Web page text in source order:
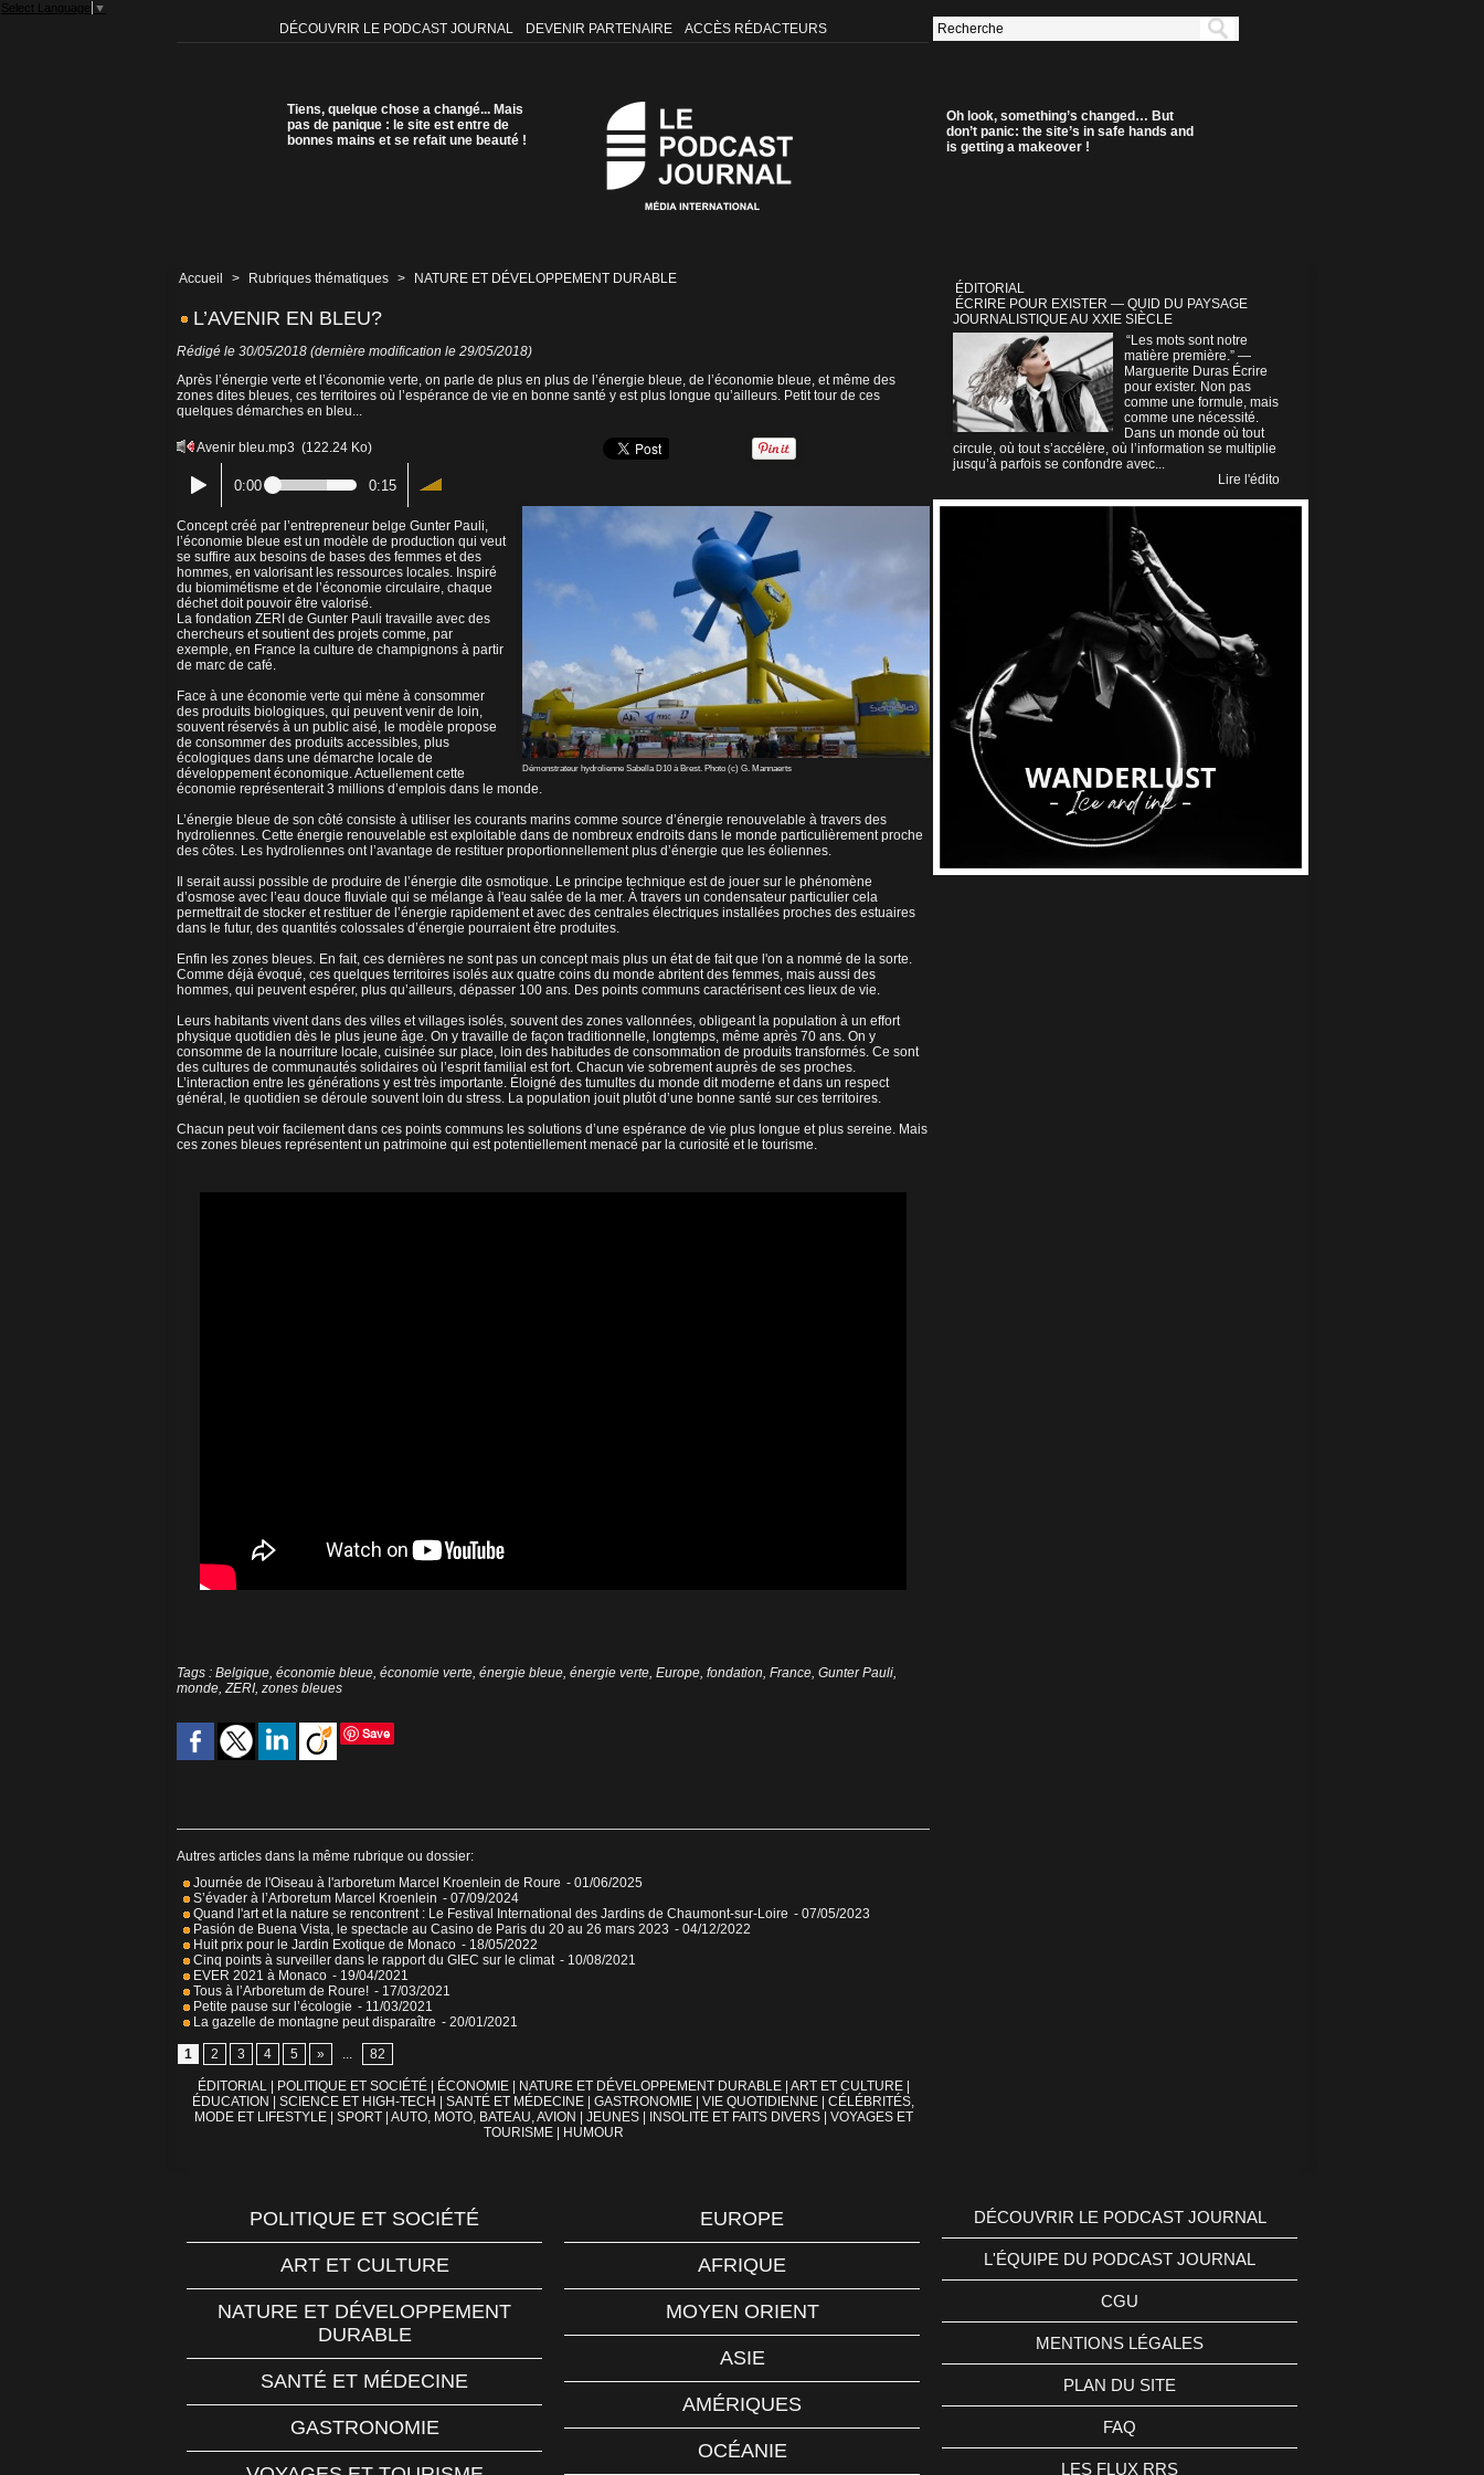
Select Language ▼
DÉCOUVRIR LE PODCAST JOURNAL DEVENIR PARTENAIRE ACCÈS RÉDACTEURS
Tiens, quelque chose a changé... Mais
pas de panique : le site est entre de
bonnes mains et se refait une beauté !
Oh look, something’s changed… But
don’t panic: the site’s in safe hands and
is getting a makeover !
Accueil > Rubriques thématiques > NATURE ET DÉVELOPPEMENT DURABLE
L’AVENIR EN BLEU?
Rédigé le 30/05/2018 (dernière modification le 29/05/2018)
Après l’énergie verte et l’économie verte, on parle de plus en plus de l’énergie bleue, de l’économie bleue, et même des
zones dites bleues, ces territoires où l’espérance de vie en bonne santé y est plus longue qu’ailleurs. Petit tour de ces
quelques démarches en bleu...
Démonstrateur hydrolienne Sabella D10 à Brest. Photo (c) G. Mannaerts
Avenir bleu.mp3 (122.24 Ko)
0:00 0:15
Concept créé par l’entrepreneur belge Gunter Pauli,
l’économie bleue est un modèle de production qui veut
se suffire aux besoins de bases des femmes et des
hommes, en valorisant les ressources locales. Inspiré
du biomimétisme et de l’économie circulaire, chaque
déchet doit pouvoir être valorisé.
La fondation ZERI de Gunter Pauli travaille avec des
chercheurs et soutient des projets comme, par
exemple, en France la culture de champignons à partir
de marc de café.
Face à une économie verte qui mène à consommer
des produits biologiques, qui peuvent venir de loin,
souvent réservés à un public aisé, le modèle propose
de consommer des produits accessibles, plus
écologiques dans une démarche locale de
développement économique. Actuellement cette
économie représenterait 3 millions d’emplois dans le monde.
L’énergie bleue de son côté consiste à utiliser les courants marins comme source d’énergie renouvelable à travers des
hydroliennes. Cette énergie renouvelable est exploitable dans de nombreux endroits dans le monde particulièrement proche
des côtes. Les hydroliennes ont l’avantage de restituer proportionnellement plus d’énergie que les éoliennes.
Il serait aussi possible de produire de l’énergie dite osmotique. Le principe technique est de jouer sur le phénomène
d’osmose avec l’eau douce fluviale qui se mélange à l'eau salée de la mer. À travers un condensateur particulier cela
permettrait de stocker et restituer de l’énergie rapidement et avec des centrales électriques installées proches des estuaires
dans le futur, des quantités colossales d’énergie pourraient être produites.
Enfin les zones bleues. En fait, ces dernières ne sont pas un concept mais plus un état de fait que l'on a nommé de la sorte.
Comme déjà évoqué, ces quelques territoires isolés aux quatre coins du monde abritent des femmes, mais aussi des
hommes, qui peuvent espérer, plus qu’ailleurs, dépasser 100 ans. Des points communs caractérisent ces lieux de vie.
Leurs habitants vivent dans des villes et villages isolés, souvent des zones vallonnées, obligeant la population à un effort
physique quotidien dès le plus jeune âge. On y travaille de façon traditionnelle, longtemps, même après 70 ans. On y
consomme de la nourriture locale, cuisinée sur place, loin des habitudes de consommation de produits transformés. Ce sont
des cultures de communautés solidaires où l’esprit familial est fort. Chacun vie sobrement auprès de ses proches.
L’interaction entre les générations y est très importante. Éloigné des tumultes du monde dit moderne et dans un respect
général, le quotidien se déroule souvent loin du stress. La population jouit plutôt d’une bonne santé sur ces territoires.
Chacun peut voir facilement dans ces points communs les solutions d’une espérance de vie plus longue et plus sereine. Mais
ces zones bleues représentent un patrimoine qui est potentiellement menacé par la curiosité et le tourisme.
Tags : Belgique, économie bleue, économie verte, énergie bleue, énergie verte, Europe, fondation, France, Gunter Pauli,
monde,ZERI, zones bleues
Save
Autres articles dans la même rubrique ou dossier:
Journée de l'Oiseau à l'arboretum Marcel Kroenlein de Roure - 01/06/2025
S’évader à l’Arboretum Marcel Kroenlein - 07/09/2024
Quand l'art et la nature se rencontrent : Le Festival International des Jardins de Chaumont-sur-Loire - 07/05/2023
Pasión de Buena Vista, le spectacle au Casino de Paris du 20 au 26 mars 2023 - 04/12/2022
Huit prix pour le Jardin Exotique de Monaco - 18/05/2022
Cinq points à surveiller dans le rapport du GIEC sur le climat - 10/08/2021
EVER 2021 à Monaco - 19/04/2021
Tous à l’Arboretum de Roure! - 17/03/2021
Petite pause sur l’écologie - 11/03/2021
La gazelle de montagne peut disparaître - 20/01/2021
1 2 3 4 5 » ... 82
ÉDITORIAL POLITIQUE ET SOCIÉTÉ ÉCONOMIE NATURE ET DÉVELOPPEMENT DURABLE ART ET CULTURE
ÉDUCATION
SCIENCE ET HIGH-TECH SANTÉ ET MÉDECINE GASTRONOMIE VIE QUOTIDIENNE
CÉLÉBRITÉS,
MODE ET LIFESTYLE
SPORT AUTO, MOTO, BATEAU, AVION JEUNES INSOLITE ET FAITS DIVERS
VOYAGES ET
TOURISME
HUMOUR
ÉDITORIAL
ÉCRIRE POUR EXISTER — QUID DU PAYSAGE
JOURNALISTIQUE AU XXIE SIÈCLE
“Les mots sont notre
matière première.” —
Marguerite Duras Écrire
pour exister. Non pas
comme une formule, mais
comme une nécessité.
Dans un monde où tout
circule, où tout s’accélère, où l’information se multiplie
jusqu’à parfois se confondre avec...
Lire l'édito
POLITIQUE ET SOCIÉTÉ
ART ET CULTURE
NATURE ET DÉVELOPPEMENT
DURABLE
SANTÉ ET MÉDECINE
GASTRONOMIE
EUROPE
AFRIQUE
MOYEN ORIENT
ASIE
AMÉRIQUES
OCÉANIE
DÉCOUVRIR LE PODCAST JOURNAL
L'ÉQUIPE DU PODCAST JOURNAL
CGU
MENTIONS LÉGALES
PLAN DU SITE
FAQ
LES FLUX RRS